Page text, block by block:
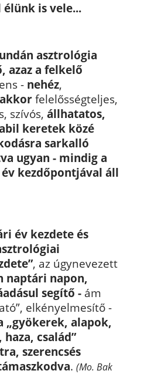
élünk is vele...
asztrológia
azaz a felkelő
- nehéz,
felelősségteljes,
szívós, állhatatos,
keretek közé
sarkalló
ugyan - mindig a
kezdőpontjával áll
év kezdete és
, az úgynevezett
naptári napon,
segítő -ám
elkényelmesítő -
alapok,
család”
szerencsés
. (Mo. Bak